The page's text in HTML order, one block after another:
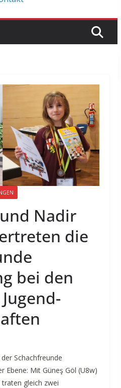
Nadir
die
bei den
Schachfreunde
Ebene: Mit Güneş Göl (U8w)
gleich zwei